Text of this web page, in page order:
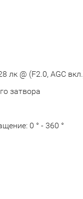
лк @ (F2.0, AGC
затвора
0 ° - 360 °